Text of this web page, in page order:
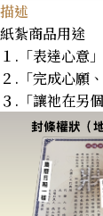
描述
紙紮商品用途
１.「表達心意」
２.「完成心願、
３.「讓祂在另